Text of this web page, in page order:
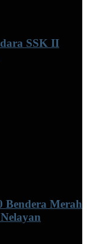
SSK II
Bendera Merah